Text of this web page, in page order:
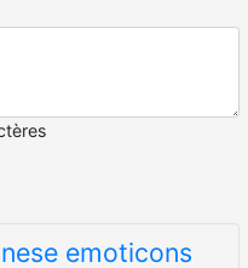
emoticons